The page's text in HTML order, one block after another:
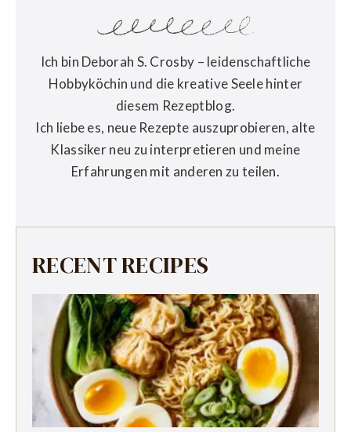
Ich bin Deborah S. Crosby – leidenschaftliche
Hobbyköchin und die kreative Seele hinter
diesem Rezeptblog.
Ich liebe es, neue Rezepte auszuprobieren, alte
Klassiker neu zu interpretieren und meine
Erfahrungen mit anderen zu teilen.
RECENT RECIPES